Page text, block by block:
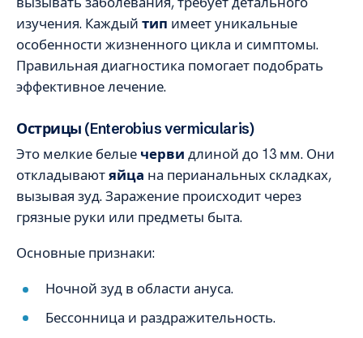
изучения. Каждый тип имеет уникальные
особенности жизненного цикла и симптомы.
Правильная диагностика помогает подобрать
эффективное лечение.
Острицы (Enterobius vermicularis)
Это мелкие белые черви длиной до 13 мм. Они
откладываютяйца на перианальных складках,
вызывая зуд. Заражение происходит через
грязные руки или предметы быта.
Основные признаки:
Ночной зуд в области ануса.
Бессонница и раздражительность.